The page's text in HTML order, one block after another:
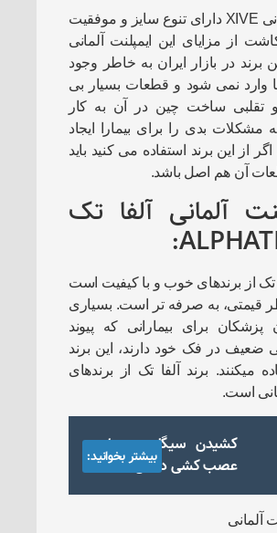
برند آلمانی XIVE دارای تنوع سایز و موفقیت
از مزایای این ایمپلنت آلمانی
برند در بازار ایران به خاطر وجود
وارد نمی شود و قطعات بسیار بی
تقلبی ساخت چین در آن به کار
مشکلات بدی را برای بیمارا ایجاد
از این برند استفاده می کنید باید
آن هم اصل باشد.
آلمانی آلفا تک
تک از برندهای خوب و با کیفیت است
قیمتی، به صرفه تر است. بسیاری
پزشکان برای بیمارانی که پیوند
ضعیف در فک خود دارند، این برند
میکنند. برند آلفا تک از برندهای
است.
کشیدن سیگار بعد از
عصب کشی دندانبیشتر بخوانید: